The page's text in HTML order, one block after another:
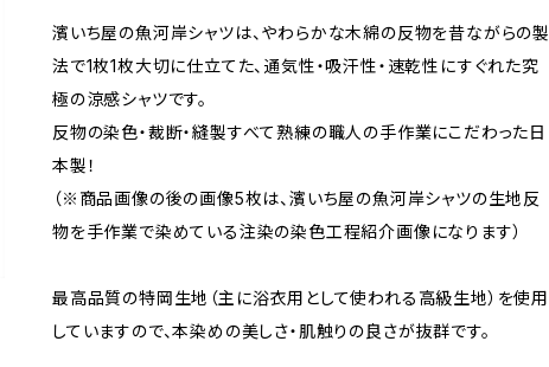
濱いち屋の魚河岸シャツは、やわらかな木綿の反物を昔ながらの製
法で1枚1枚大切に仕立てた、通気性・吸汗性・速乾性にすぐれた究
極の涼感シャツです。
反物の染色・裁断・縫製すべて熟練の職人の手作業にこだわった日
本製！
（※商品画像の後の画像5枚は、濱いち屋の魚河岸シャツの生地反
物を手作業で染めている注染の染色工程紹介画像になります）
最高品質の特岡生地（主に浴衣用として使われる高級生地）を使用
していますので、本染めの美しさ・肌触りの良さが抜群です。